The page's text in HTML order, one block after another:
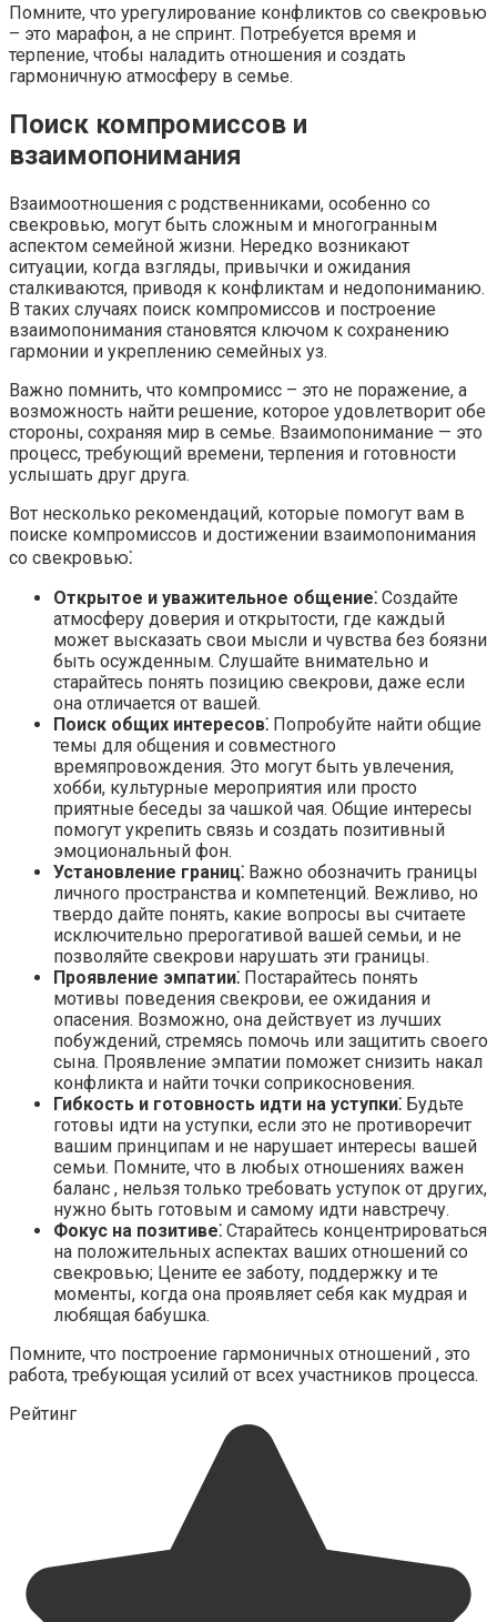
Помните, что урегулирование конфликтов со свекровью
– это марафон, а не спринт.​ Потребуется время и
терпение, чтобы наладить отношения и создать
гармоничную атмосферу в семье.​
Поиск компромиссов и
взаимопонимания
Взаимоотношения с родственниками, особенно со
свекровью, могут быть сложным и многогранным
аспектом семейной жизни.​ Нередко возникают
ситуации, когда взгляды, привычки и ожидания
сталкиваются, приводя к конфликтам и недопониманию.
В таких случаях поиск компромиссов и построение
взаимопонимания становятся ключом к сохранению
гармонии и укреплению семейных уз.​
Важно помнить, что компромисс – это не поражение, а
возможность найти решение, которое удовлетворит обе
стороны, сохраняя мир в семье.​ Взаимопонимание — это
процесс, требующий времени, терпения и готовности
услышать друг друга.​
Вот несколько рекомендаций, которые помогут вам в
поиске компромиссов и достижении взаимопонимания
со свекровью⁚
Открытое и уважительное общение⁚ Создайте
атмосферу доверия и открытости, где каждый
может высказать свои мысли и чувства без боязни
быть осужденным.​ Слушайте внимательно и
старайтесь понять позицию свекрови, даже если
она отличается от вашей.
Поиск общих интересов⁚ Попробуйте найти общие
темы для общения и совместного
времяпровождения.​ Это могут быть увлечения,
хобби, культурные мероприятия или просто
приятные беседы за чашкой чая.​ Общие интересы
помогут укрепить связь и создать позитивный
эмоциональный фон.
Установление границ⁚ Важно обозначить границы
личного пространства и компетенций.​ Вежливо, но
твердо дайте понять, какие вопросы вы считаете
исключительно прерогативой вашей семьи, и не
позволяйте свекрови нарушать эти границы.​
Проявление эмпатии⁚ Постарайтесь понять
мотивы поведения свекрови, ее ожидания и
опасения.​ Возможно, она действует из лучших
побуждений, стремясь помочь или защитить своего
сына.​ Проявление эмпатии поможет снизить накал
конфликта и найти точки соприкосновения.​
Гибкость и готовность идти на уступки⁚ Будьте
готовы идти на уступки, если это не противоречит
вашим принципам и не нарушает интересы вашей
семьи. Помните, что в любых отношениях важен
баланс , нельзя только требовать уступок от других,
нужно быть готовым и самому идти навстречу.​
Фокус на позитиве⁚ Старайтесь концентрироваться
на положительных аспектах ваших отношений со
свекровью; Цените ее заботу, поддержку и те
моменты, когда она проявляет себя как мудрая и
любящая бабушка.​
Помните, что построение гармоничных отношений , это
работа, требующая усилий от всех участников процесса.
Рейтинг